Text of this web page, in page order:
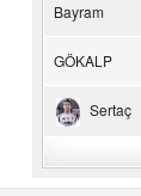
Bayram
GÖKALP
Sertaç